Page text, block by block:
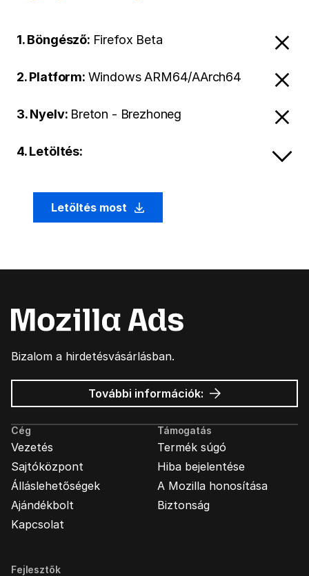
1. Böngésző: Firefox Beta
2. Platform: Windows ARM64/AArch64
3. Nyelv: Breton - Brezhoneg
4. Letöltés:
Letöltés most
Bizalom a hirdetésvásárlásban.
További információk: Mozilla
hirdetések
Cég
Vezetés
Sajtóközpont
Álláslehetőségek
Ajándékbolt
Kapcsolat
Támogatás
Termék súgó
Hiba bejelentése
A Mozilla honosítása
Biztonság
Fejlesztők